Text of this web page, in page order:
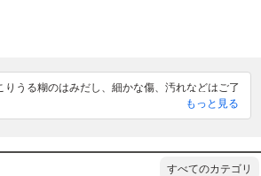
うる糊のはみだし、細かな傷、汚れなどはご了
ないものにダメージなどある場合がございま
、入札の取り消しも出来かねますので慎重なご
もっと見る
すべてのカテゴリ